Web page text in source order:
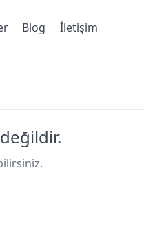
Blog İletişim
değildir.